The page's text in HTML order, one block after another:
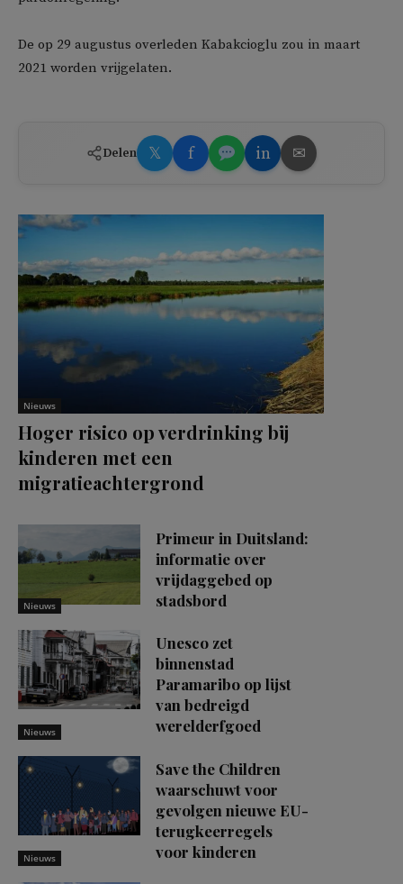
De op 29 augustus overleden Kabakcioglu zou in maart
2021 worden vrijgelaten.
Delen 𝕏 f in ✉
Nieuws
Hoger risico op verdrinking bij
kinderen met een
migratieachtergrond
Nieuws
Primeur in Duitsland:
informatie over
vrijdaggebed op
stadsbord
Nieuws
Unesco zet
binnenstad
Paramaribo op lijst
van bedreigd
werelderfgoed
Nieuws
Save the Children
waarschuwt voor
gevolgen nieuwe EU-
terugkeerregels
voor kinderen